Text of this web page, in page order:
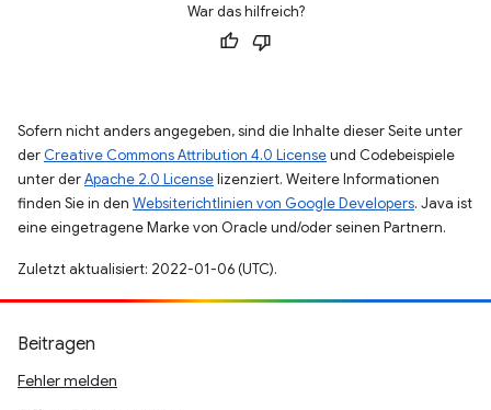
War das hilfreich?
Sofern nicht anders angegeben, sind die Inhalte dieser Seite unter
der Creative Commons Attribution 4.0 Licenseund Codebeispiele
unter derApache 2.0 Licenselizenziert. Weitere Informationen
finden Sie in den Websiterichtlinien von Google Developers. Java ist
eine eingetragene Marke von Oracle und/oder seinen Partnern.
Zuletzt aktualisiert: 2022-01-06 (UTC).
Beitragen
Fehler melden